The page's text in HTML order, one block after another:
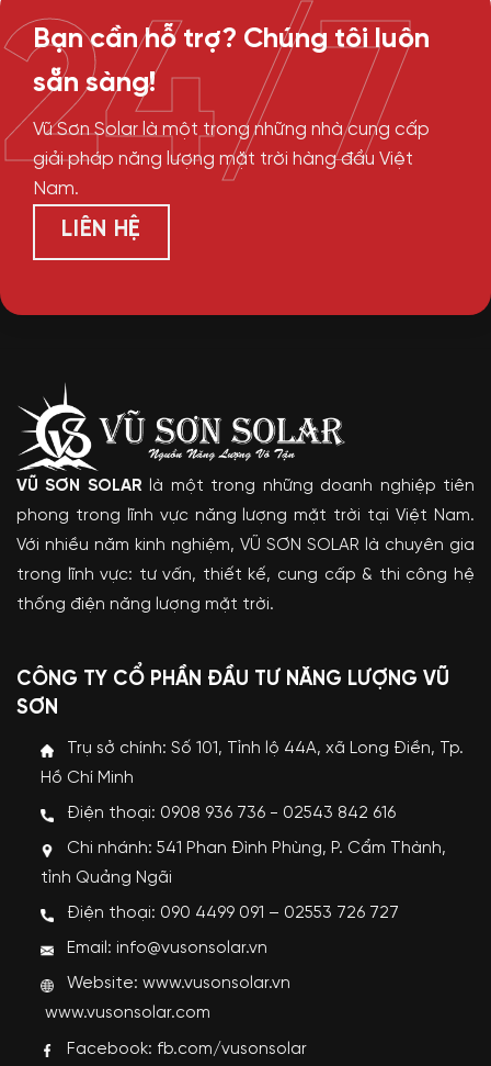
Bạn cần hỗ trợ? Chúng tôi luôn
sẵn sàng!
Vũ Sơn Solar là một trong những nhà cung cấp
giải pháp năng lượng mặt trời hàng đầu Việt
Nam.
LIÊN HỆ
24/7
VŨ SƠN SOLAR là một trong những doanh nghiệp tiên
phong trong lĩnh vực năng lượng mặt trời tại Việt Nam.
Với nhiều năm kinh nghiệm, VŨ SƠN SOLAR là chuyên gia
trong lĩnh vực: tư vấn, thiết kế, cung cấp & thi công hệ
thống điện năng lượng mặt trời.
CÔNG TY CỔ PHẦN ĐẦU TƯ NĂNG LƯỢNG VŨ
SƠN
Trụ sở chính: Số 101, Tỉnh lộ 44A, xã Long Điền, Tp.
Hồ Chí Minh
Điện thoại: 0908 936 736 - 02543 842 616
Chi nhánh: 541 Phan Đình Phùng, P. Cẩm Thành,
tỉnh Quảng Ngãi
Điện thoại: 090 4499 091 – 02553 726 727
Email: info@vusonsolar.vn
Website:www.vusonsolar.vn
www.vusonsolar.com
Facebook: fb.com/vusonsolar